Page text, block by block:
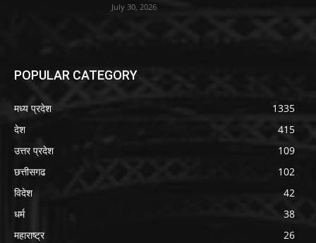
July 30, 2026
POPULAR CATEGORY
मध्य प्रदेश
1335
देश
415
उत्तर प्रदेश
109
छत्तीसगढ
102
विदेश
42
धर्म
38
महाराष्ट्र
26